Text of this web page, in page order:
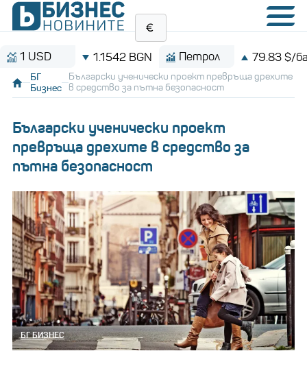
1.1542 BGN Петрол 79.83 $/барел
БГ
Бизнес
Български ученически проект превръща дрехите
в средство за пътна безопасност
Български ученически проект
превръща дрехите в средство за
пътна безопасност
БГ БИЗНЕС